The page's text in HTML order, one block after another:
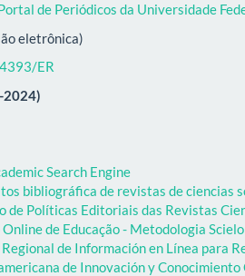
de Periódicos da Universidade
eletrônica)
ER
2024)
Search Engine
bibliográfica de revistas de
de Políticas Editoriais das Revistas
Online de Educação - Metodologia
de Información en Línea para
de Innovación y